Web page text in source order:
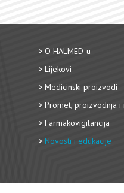
O HALMED-u
Lijekovi
Medicinski proizvodi
Promet, proizvodnja i
Farmakovigilancija
Novosti i edukacije